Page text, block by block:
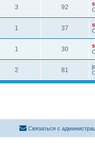
3 92
1 37
1 30
2 81
Связаться с